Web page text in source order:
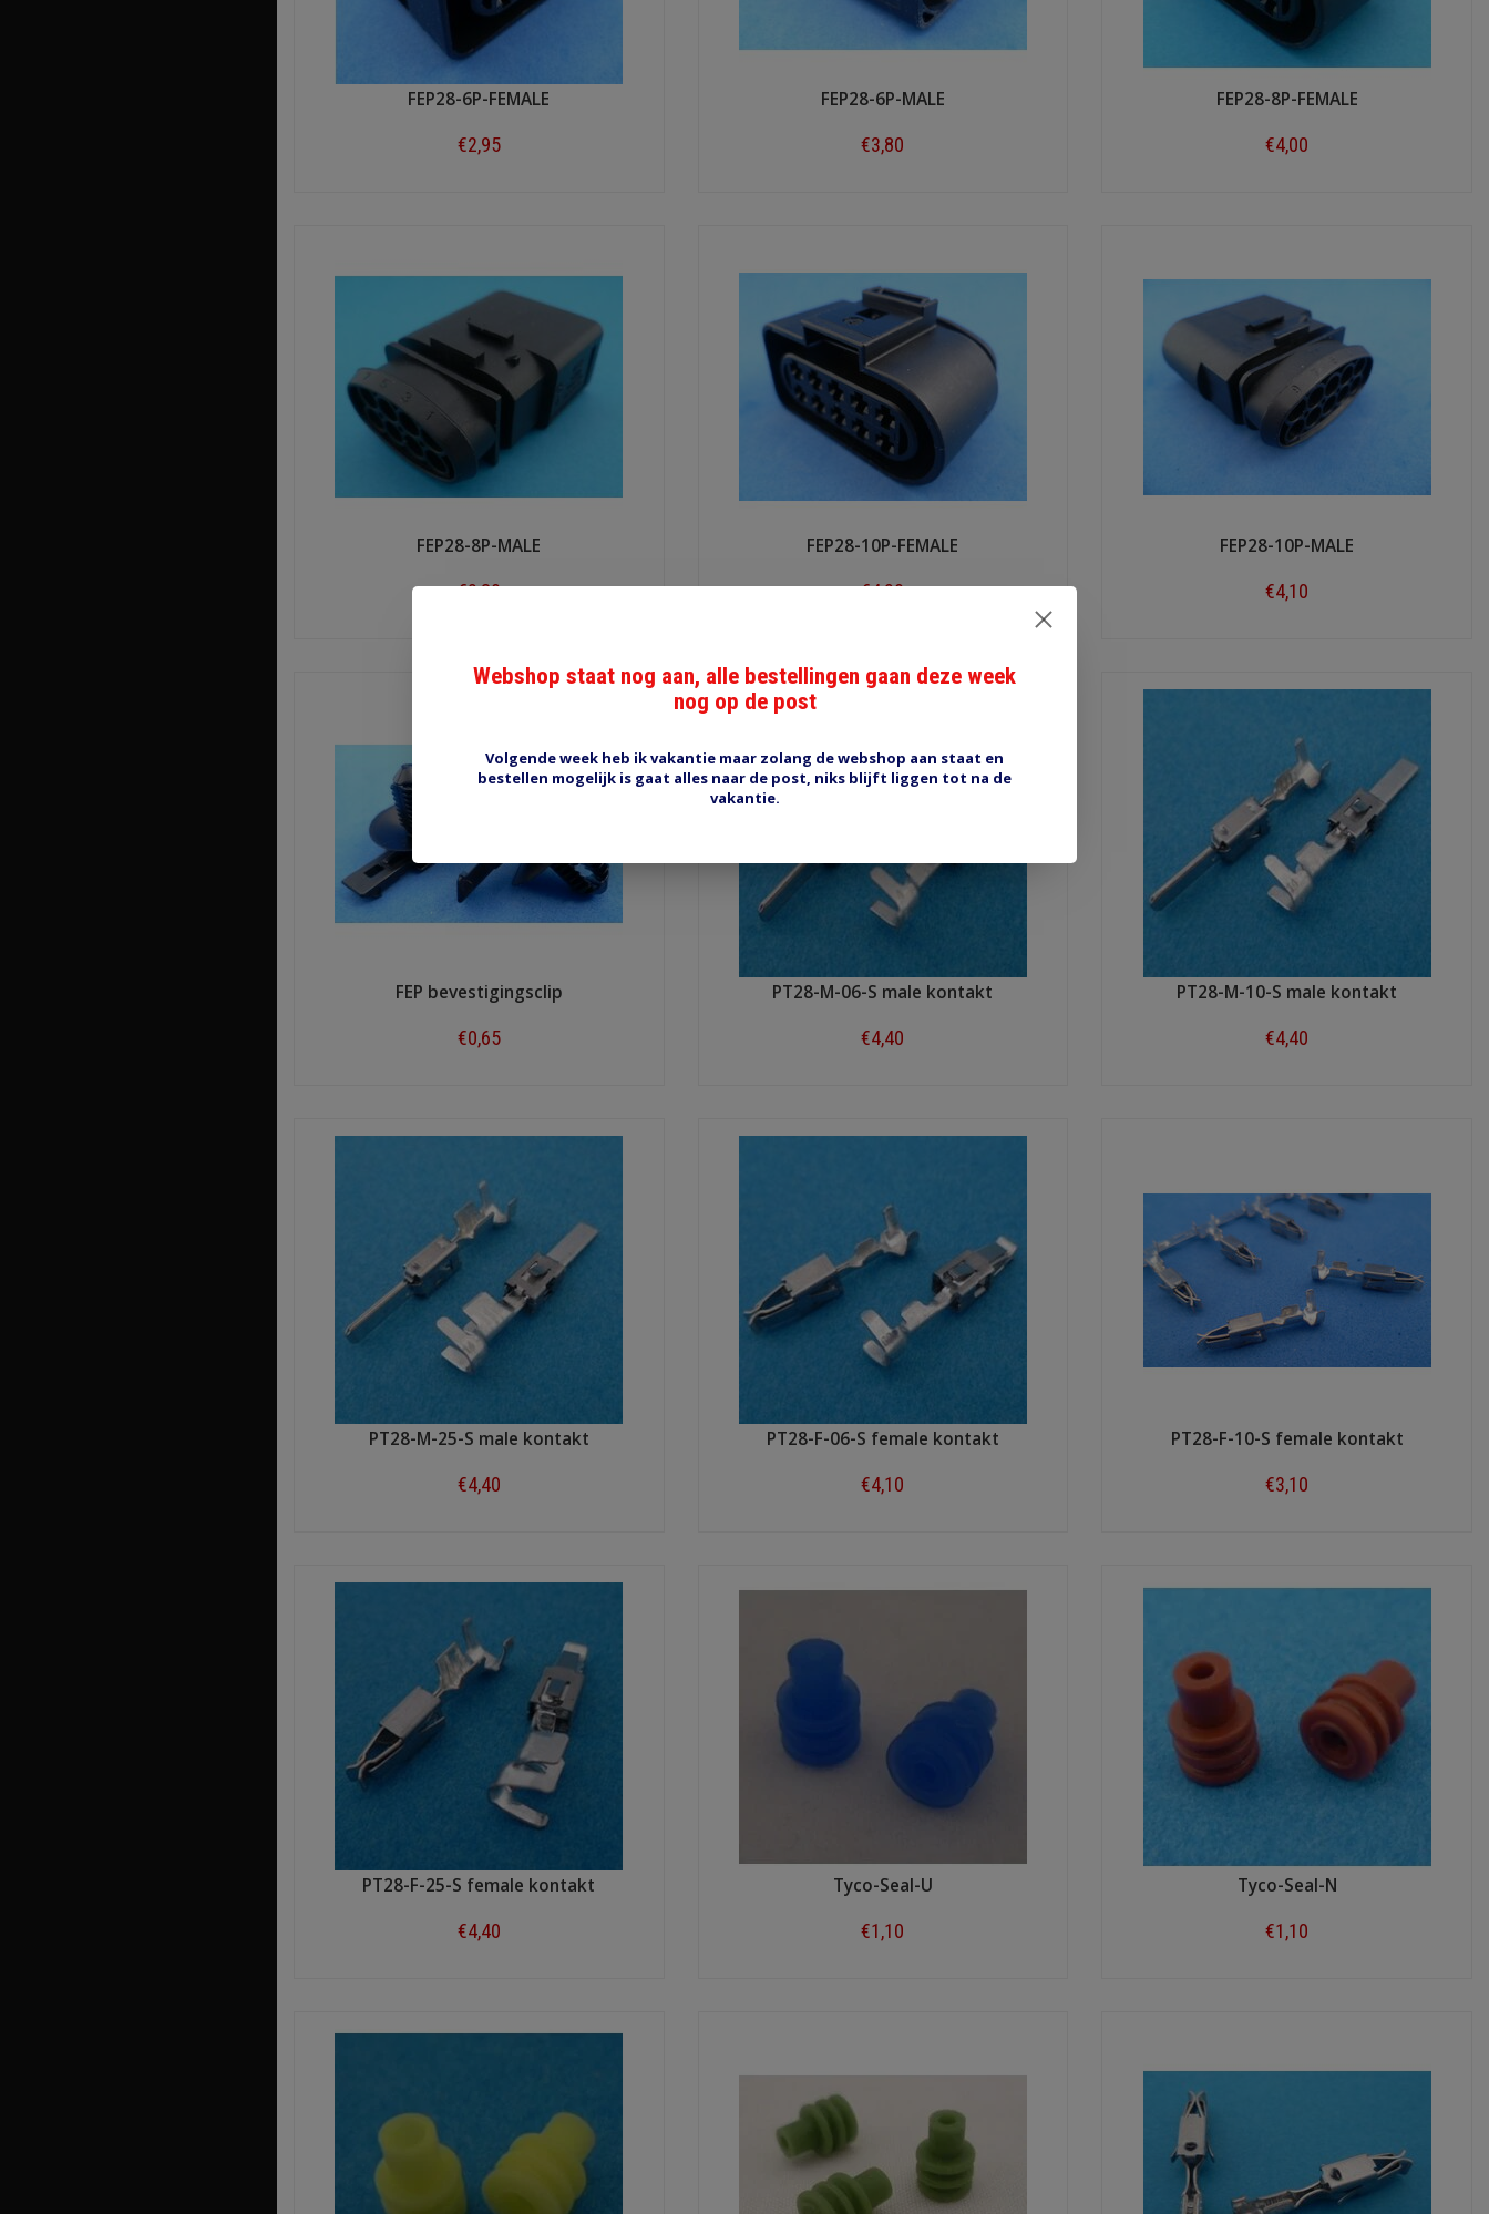
FEP28-6P-FEMALE
€2,95
FEP28-6P-MALE
€3,80
FEP28-8P-FEMALE
€4,00
FEP28-8P-MALE
€3,80
FEP28-10P-FEMALE
€4,30
FEP28-10P-MALE
€4,10
FEP bevestigingsclip
€0,65
PT28-M-06-S male kontakt
€4,40
PT28-M-10-S male kontakt
€4,40
PT28-M-25-S male kontakt
€4,40
PT28-F-06-S female kontakt
€4,10
PT28-F-10-S female kontakt
€3,10
PT28-F-25-S female kontakt
€4,40
Tyco-Seal-U
€1,10
Tyco-Seal-N
€1,10
Webshop staat nog aan, alle bestellingen gaan deze week
nog op de post
Volgende week heb ik vakantie maar zolang de webshop aan staat en
bestellen mogelijk is gaat alles naar de post, niks blijft liggen tot na de
vakantie.